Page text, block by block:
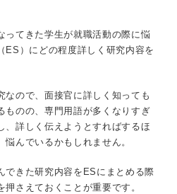
！ ESの研究内容に書くべき
研究内容を書く際のポイン
れている場合があります。記事本文
ってきた学生が就職活動の際に悩
ES）にどの程度詳しく研究内容を
なので、面接官に詳しく知っても
ものの、専門用語が多くなりすぎ
、詳しく伝えようとすればするほ
んでいるかもしれません。
できた研究内容をESにまとめる際
さえておくことが重要です。